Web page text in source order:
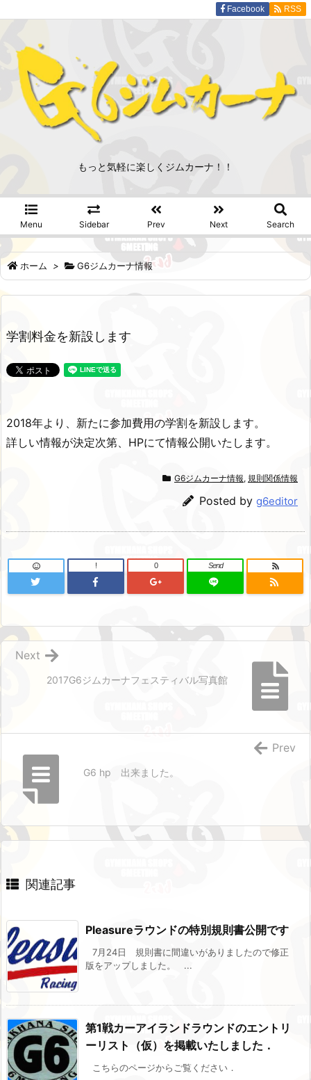
もっと気軽に楽しくジムカーナ！！
Menu Sidebar Prev Next Search
Facebook RSS
ホーム > G6ジムカーナ情報
学割料金を新設します
2018年より、新たに参加費用の学割を新設します。
詳しい情報が決定次第、HPにて情報公開いたします。
G6ジムカーナ情報, 規則関係情報
Posted by g6editor
! 0 Send
2017G6ジムカーナフェスティバル写真館
Next
G6 hp 出来ました。
Prev
関連記事
Pleasureラウンドの特別規則書公開です
7月24日 規則書に間違いがありましたので修正
版をアップしました。 ...
第1戦カーアイランドラウンドのエントリ
ーリスト（仮）を掲載いたしました．
こちらのページからご覧ください．